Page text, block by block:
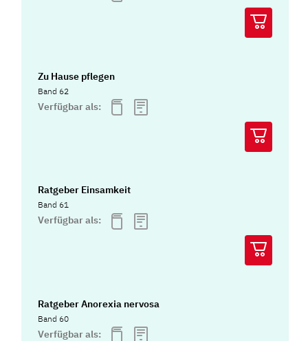
Zu Hause pflegen
Band 62
Verfügbar als:
Ratgeber Einsamkeit
Band 61
Verfügbar als:
Ratgeber Anorexia nervosa
Band 60
Verfügbar als: